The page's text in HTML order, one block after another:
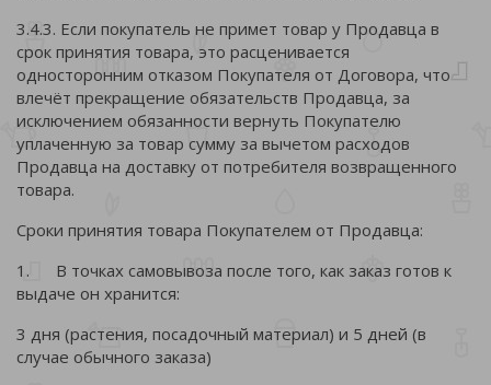
3.4.3. Если покупатель не примет товар у Продавца в
срок принятия товара, это расценивается
односторонним отказом Покупателя от Договора, что
влечёт прекращение обязательств Продавца, за
исключением обязанности вернуть Покупателю
уплаченную за товар сумму за вычетом расходов
Продавца на доставку от потребителя возвращенного
товара.
Сроки принятия товара Покупателем от Продавца:
1. В точках самовывоза после того, как заказ готов к
выдаче он хранится:
3 дня (растения, посадочный материал) и 5 дней (в
случае обычного заказа)